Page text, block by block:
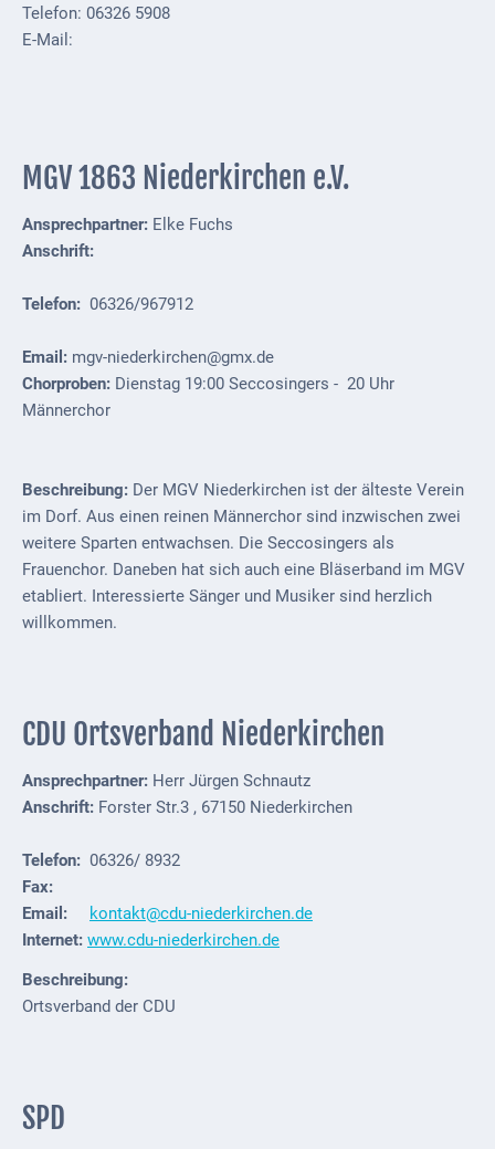
bei
Social
Downloads
Bau
1906
Bürgerhospital
Deidesheim
1793
Geplante
Regionalbahn
1907
Teilung
Schulbilder
Datenschutz
Veranstaltungen
und Events
Freizeit
Telefon: 06326 5908
E-Mail:
MGV 1863 Niederkirchen e.V.
Ansprechpartner: Elke Fuchs
Anschrift:
Telefon: 06326/967912
Email: mgv-niederkirchen@gmx.de
Chorproben: Dienstag 19:00 Seccosingers - 20 Uhr
Männerchor
Beschreibung: Der MGV Niederkirchen ist der älteste Verein
im Dorf. Aus einen reinen Männerchor sind inzwischen zwei
weitere Sparten entwachsen. Die Seccosingers als
Frauenchor. Daneben hat sich auch eine Bläserband im MGV
etabliert. Interessierte Sänger und Musiker sind herzlich
willkommen.
CDU Ortsverband Niederkirchen
Ansprechpartner: Herr Jürgen Schnautz
Anschrift: Forster Str.3 , 67150 Niederkirchen
Telefon: 06326/ 8932
Fax:
Email:
kontakt@cdu-niederkirchen.de
Internet: www.cdu-niederkirchen.de
Beschreibung:
Ortsverband der CDU
SPD